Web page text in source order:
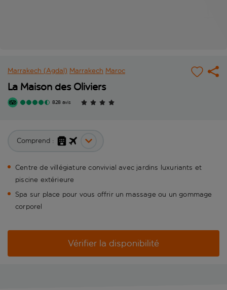
Marrakech (Agdal) Marrakech Maroc
La Maison des Oliviers
828 avis
Comprend :
Centre de villégiature convivial avec jardins luxuriants et
piscine extérieure
Spa sur place pour vous offrir un massage ou un gommage
corporel
Vérifier la disponibilité